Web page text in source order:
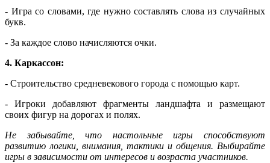
- Игра со словами, где нужно составлять слова из случайных
букв.
- За каждое слово начисляются очки.
4. Каркассон:
- Строительство средневекового города с помощью карт.
- Игроки добавляют фрагменты ландшафта и размещают
своих фигур на дорогах и полях.
Не забывайте, что настольные игры способствуют
развитию логики, внимания, тактики и общения. Выбирайте
игры в зависимости от интересов и возраста участников.